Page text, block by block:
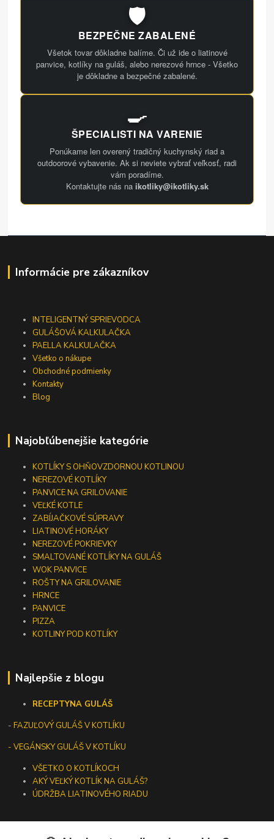
🛡️
BEZPEČNE ZABALENÉ
Všetok tovar dôkladne balíme. Či už ide o liatinové
panvice, kotlíky na guláš, alebo nerezové hrnce - Všetko
je dôkladne a bezpečné zabalené.
🍳
ŠPECIALISTI NA VARENIE
Ponúkame len overený tradičný kuchynský riad a
outdoorové vybavenie. Ak si neviete vybrať veľkosť, radi
vám poradíme.
Kontaktujte nás na ikotliky@ikotliky.sk
Informácie pre zákazníkov
INTELIGENTNÝ SPRIEVODCA
GULÁŠOVÁ KALKULAČKA
PAELLA KALKULAČKA
Všetko o nákupe
Obchodné podmienky
Kontakty
Blog
Najobľúbenejšie kategórie
KOTLÍKY S OHŇOVZDORNOU KOTLINOU
NEREZOVÉ KOTLÍKY
PANVICE NA GRILOVANIE
VEĽKÉ KOTLE
ZABÍJAČKOVÉ SÚPRAVY
LIATINOVÉ HORÁKY
NEREZOVÉ POKRIEVKY
SMALTOVANÉ KOTLÍKY NA GULÁŠ
WOK PANVICE
ROŠTY NA GRILOVANIE
HRNCE
PANVICE
PIZZA
KOTLINY POD KOTLÍKY
Najlepšie z blogu
RECEPTYNA GULÁŠ
-FAZUĽOVÝ GULÁŠ V KOTLÍKU
- VEGÁNSKY GULÁŠ V KOTLÍKU
VŠETKO O KOTLÍKOCH
AKÝ VEĽKÝ KOTLÍK NA GULÁŠ?
ÚDRŽBA LIATINOVÉHO RIADU